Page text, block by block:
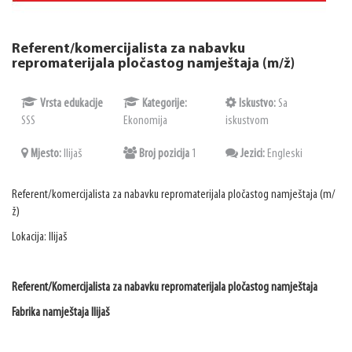
Referent/komercijalista za nabavku
repromaterijala pločastog namještaja (m/ž)
Vrsta edukacije
SSS
Kategorije:
Ekonomija
Iskustvo:Sa
iskustvom
Mjesto: Ilijaš Broj pozicija 1 Jezici:Engleski
Referent/komercijalista za nabavku repromaterijala pločastog namještaja (m/
ž)
Lokacija: Ilijaš
Referent/Komercijalista za nabavku repromaterijala pločastog namještaja
Fabrika namještaja Ilijaš